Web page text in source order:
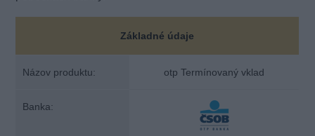
Základné údaje
Názov produktu: otp Termínovaný vklad
Banka: